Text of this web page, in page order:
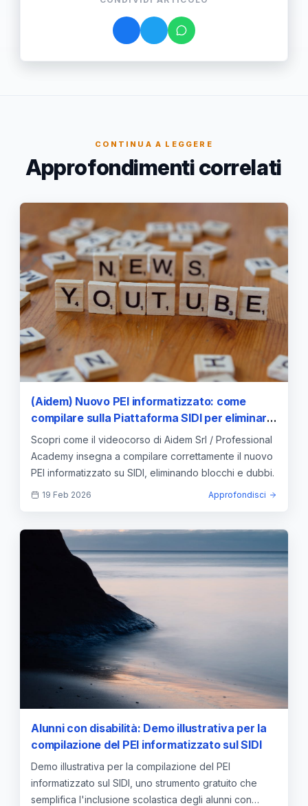
CONTINUA A LEGGERE
Approfondimenti correlati
(Aidem) Nuovo PEI informatizzato: come
compilare sulla Piattaforma SIDI per eliminare
dubbi e blocchi (Videocorso accreditato MIM)
Scopri come il videocorso di Aidem Srl / Professional
Academy insegna a compilare correttamente il nuovo
PEI informatizzato su SIDI, eliminando blocchi e dubbi.
19 Feb 2026 Approfondisci
Alunni con disabilità: Demo illustrativa per la
compilazione del PEI informatizzato sul SIDI
Demo illustrativa per la compilazione del PEI
informatizzato sul SIDI, uno strumento gratuito che
semplifica l'inclusione scolastica degli alunni con